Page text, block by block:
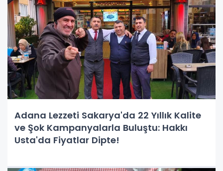
Adana Lezzeti Sakarya'da 22 Yıllık Kalite
ve Şok Kampanyalarla Buluştu: Hakkı
Usta'da Fiyatlar Dipte!